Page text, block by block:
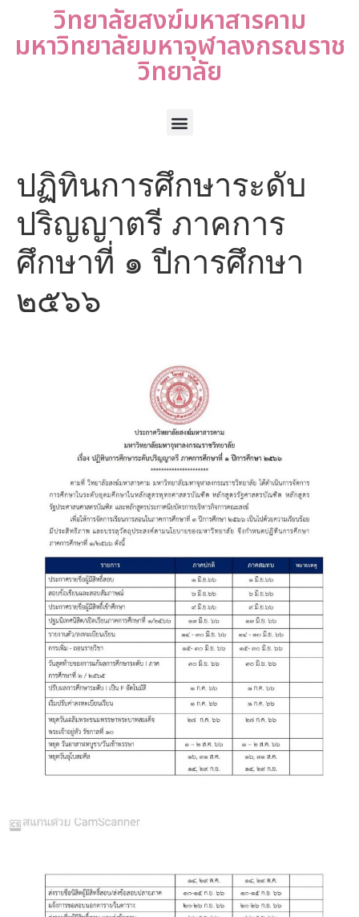
วิทยาลัยสงฆ์มหาสารคาม
มหาวิทยาลัยมหาจุฬาลงกรณราช
วิทยาลัย
ปฏิทินการศึกษาระดับ
ปริญญาตรี ภาคการ
ศึกษาที่ ๑ ปีการศึกษา
๒๕๖๖